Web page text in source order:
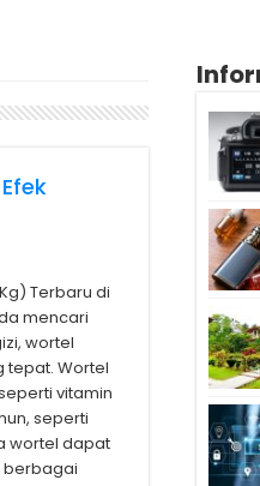
Terbaru di
mencari
wortel
tepat. Wortel
vitamin
seperti
wortel dapat
berbagai